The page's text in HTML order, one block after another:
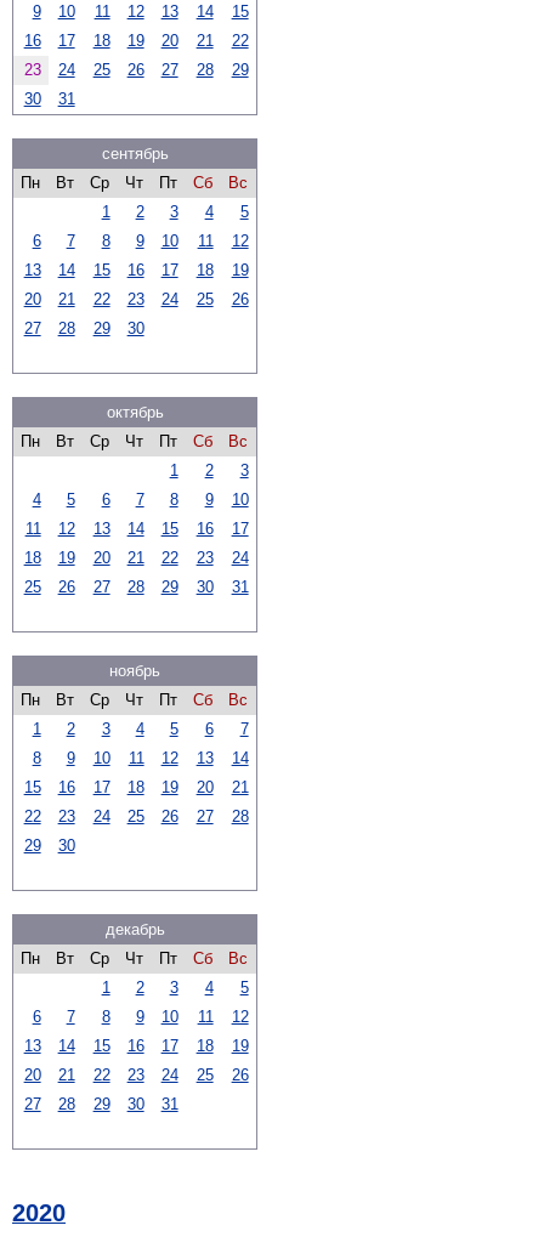
9
10 11 12 13 14
15
16
17 18 19 20 21
22
23
24 25 26 27 28
29
30
31
сентябрь
Пн
Вт Ср Чт Пт Сб
Вс
1
2 3 4
5
6
7 8 9 10 11
12
13
14 15 16 17 18
19
20
21 22 23 24 25
26
27
28 29 30
октябрь
Пн
Вт Ср Чт Пт Сб
Вс
1
2
3
4
5 6 7 8 9
10
11
12 13 14 15 16
17
18
19 20 21 22 23
24
25
26 27 28 29 30 31
ноябрь
Пн
Вт Ср Чт Пт Сб
Вс
1
2 3 4 5 6
7
8
9 10 11 12 13
14
15
16 17 18 19 20
21
22
23 24 25 26 27
28
29
30
декабрь
Пн
Вт Ср Чт Пт Сб
Вс
1
2 3 4
5
6
7 8 9 10 11
12
13
14 15 16 17 18
19
20
21 22 23 24 25
26
27
28 29 30 31
2020